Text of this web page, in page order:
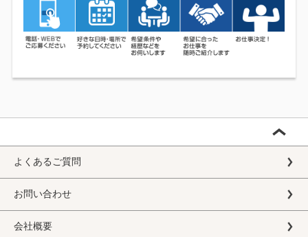
よくあるご質問
お問い合わせ
会社概要